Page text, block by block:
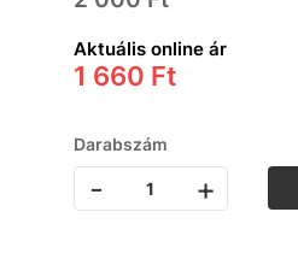
Aktuális online ár
1 660 Ft
Darabszám
- +